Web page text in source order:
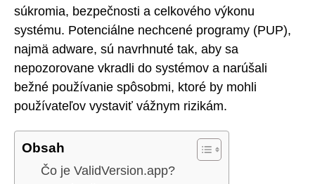
súkromia, bezpečnosti a celkového výkonu
systému. Potenciálne nechcené programy (PUP),
najmä adware, sú navrhnuté tak, aby sa
nepozorovane vkradli do systémov a narúšali
bežné používanie spôsobmi, ktoré by mohli
používateľov vystaviť vážnym rizikám.
Obsah
Čo je ValidVersion.app?